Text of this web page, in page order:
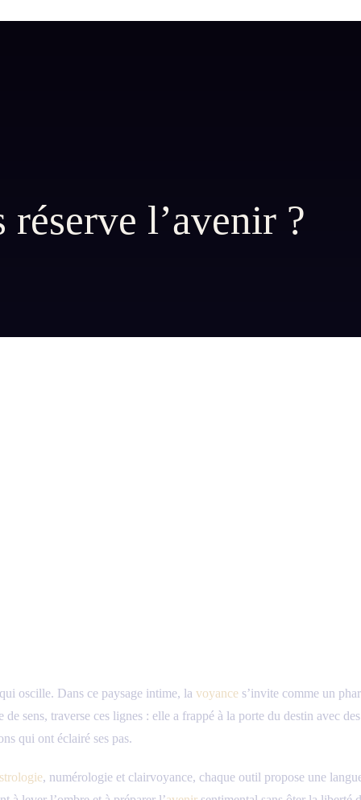
l’avenir ?
oscille. Dans ce paysage intime, la voyance s’invite comme un
sens, traverse ces lignes : elle a frappé à la porte du destin avec
qui ont éclairé ses pas.
, numérologie et clairvoyance, chaque outil propose une